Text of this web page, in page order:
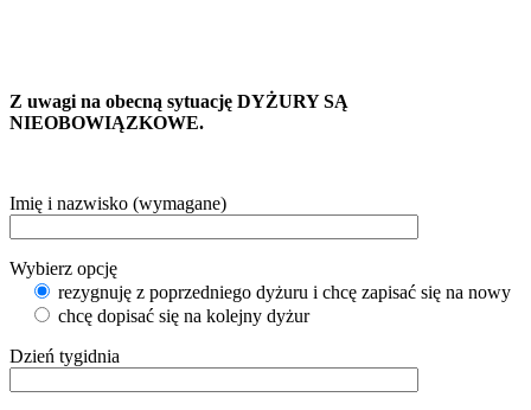
Z uwagi na obecną sytuację DYŻURY SĄ
NIEOBOWIĄZKOWE.
Imię i nazwisko (wymagane)
Wybierz opcję
rezygnuję z poprzedniego dyżuru i chcę zapisać się na nowy
chcę dopisać się na kolejny dyżur
Dzień tygidnia